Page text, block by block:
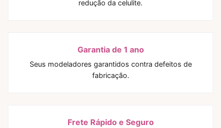
redução da celulite.
Garantia de 1 ano
Seus modeladores garantidos contra defeitos de
fabricação.
Frete Rápido e Seguro